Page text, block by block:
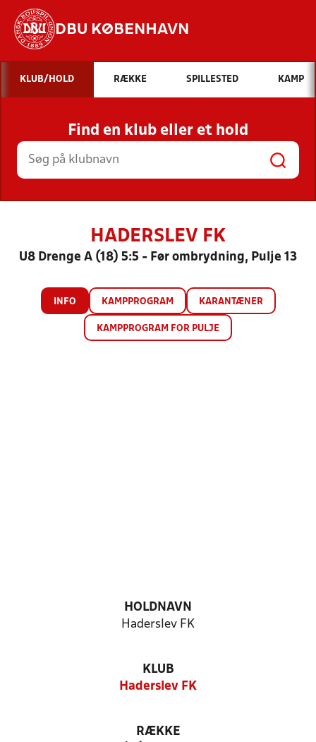
DBU KØBENHAVN
Hvad vil du søge efter?
INDHOLD OG NYHEDER
STILLINGER, RESULTATER, KLUBBER OG
HOLD
KLUB/HOLD RÆKKE SPILLESTED KAMP
Find en klub eller et hold
HADERSLEV FK
U8 Drenge A (18) 5:5 - Før ombrydning, Pulje 13
INFO KAMPPROGRAM KARANTÆNER
KAMPPROGRAM FOR PULJE
HOLDNAVN
Haderslev FK
KLUB
Haderslev FK
RÆKKE